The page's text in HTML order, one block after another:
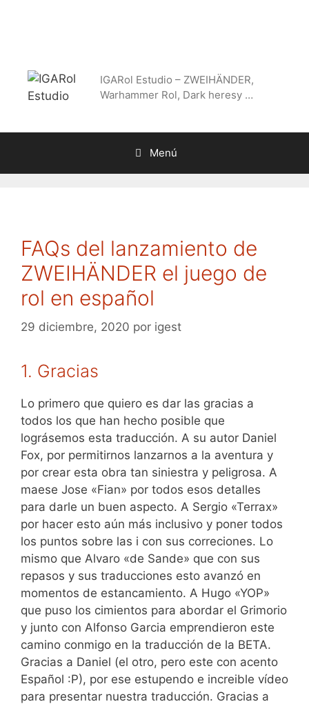
IGARol Estudio – ZWEIHÄNDER,
Warhammer Rol, Dark heresy …
Menú
FAQs del lanzamiento de
ZWEIHÄNDER el juego de
rol en español
29 diciembre, 2020 por igest
1. Gracias
Lo primero que quiero es dar las gracias a
todos los que han hecho posible que
lográsemos esta traducción. A su autor Daniel
Fox, por permitirnos lanzarnos a la aventura y
por crear esta obra tan siniestra y peligrosa. A
maese Jose «Fian» por todos esos detalles
para darle un buen aspecto. A Sergio «Terrax»
por hacer esto aún más inclusivo y poner todos
los puntos sobre las i con sus correciones. Lo
mismo que Alvaro «de Sande» que con sus
repasos y sus traducciones esto avanzó en
momentos de estancamiento. A Hugo «YOP»
que puso los cimientos para abordar el Grimorio
y junto con Alfonso Garcia emprendieron este
camino conmigo en la traducción de la BETA.
Gracias a Daniel (el otro, pero este con acento
Español :P), por ese estupendo e increible vídeo
para presentar nuestra traducción. Gracias a